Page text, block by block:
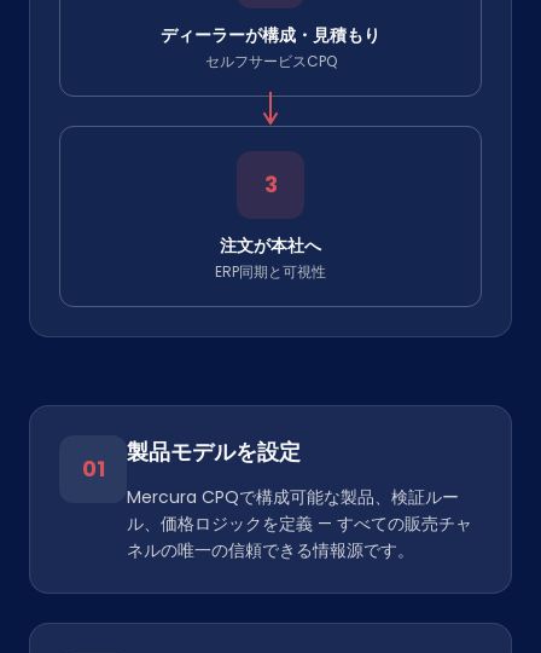
ディーラーが構成・見積もり
セルフサービスCPQ
3
注文が本社へ
ERP同期と可視性
01
製品モデルを設定
Mercura CPQで構成可能な製品、検証ルー
ル、価格ロジックを定義 — すべての販売チャ
ネルの唯一の信頼できる情報源です。